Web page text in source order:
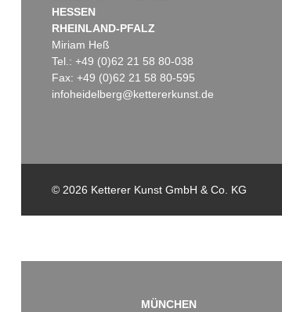
HESSEN
RHEINLAND-PFALZ
Miriam Heß
Tel.: +49 (0)62 21 58 80-038
Fax: +49 (0)62 21 58 80-595
infoheidelberg@kettererkunst.de
© 2026 Ketterer Kunst GmbH & Co. KG
MÜNCHEN